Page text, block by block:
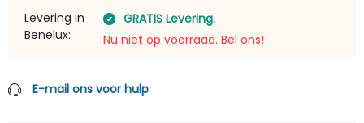
Levering in
Benelux:
GRATIS Levering.
Nu niet op voorraad. Bel ons!
E-mail ons voor hulp